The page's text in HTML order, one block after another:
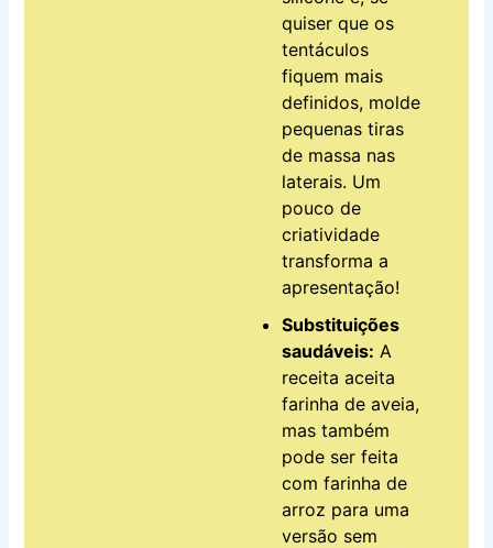
quiser que os
tentáculos
fiquem mais
definidos, molde
pequenas tiras
de massa nas
laterais. Um
pouco de
criatividade
transforma a
apresentação!
Substituições
saudáveis: A
receita aceita
farinha de aveia,
mas também
pode ser feita
com farinha de
arroz para uma
versão sem